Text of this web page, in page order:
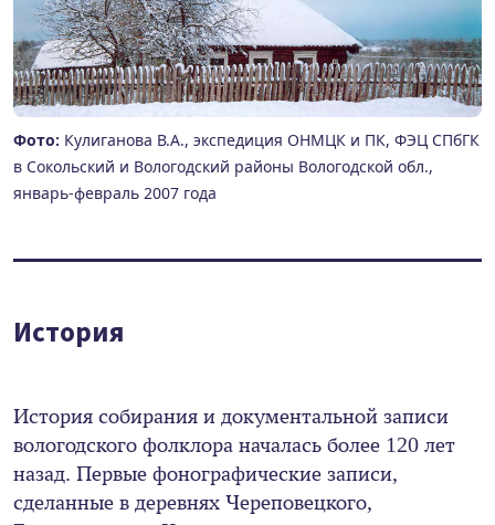
Фото: Кулиганова В.А., экспедиция ОНМЦК и ПК, ФЭЦ СПбГК
в Сокольский и Вологодский районы Вологодской обл.,
январь-февраль 2007 года
История
История собирания и документальной записи
вологодского фолклора началась более 120 лет
назад. Первые фонографические записи,
сделанные в деревнях Череповецкого,